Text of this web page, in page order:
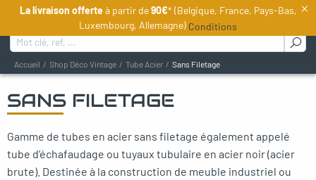
FR
Rechercher :
Accueil Shop Déco Vintage Tube Acier Sans Filetage
SANS FILETAGE
Gamme de tubes en acier sans filetage également appelé
tube d’échafaudage ou tuyaux tubulaire en acier noir (acier
brute). Destinée à la construction de meuble industriel ou
menu
menu
menu
La livraison offerte à partir de90€* (Belgique, France, Pays-Bas,
Luxembourg, Allemagne) Conditions
×